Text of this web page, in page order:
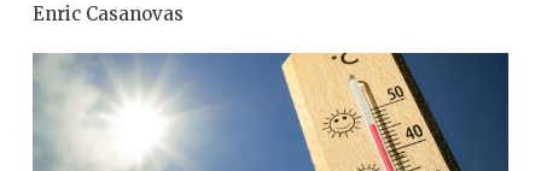
Enric Casanovas